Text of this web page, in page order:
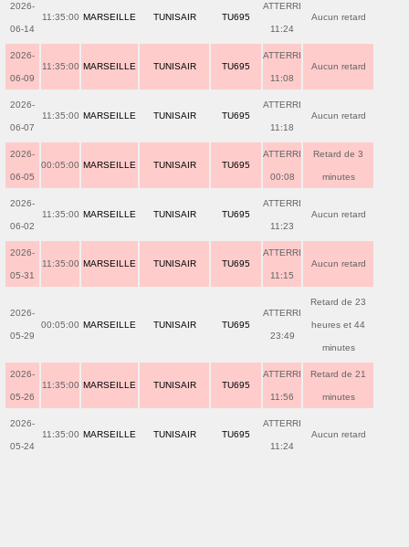
2026-
06-14
11:35:00 MARSEILLE TUNISAIR TU695
ATTERRI
11:24
Aucun retard
2026-
06-09
11:35:00 MARSEILLE TUNISAIR TU695
ATTERRI
11:08
Aucun retard
2026-
06-07
11:35:00 MARSEILLE TUNISAIR TU695
ATTERRI
11:18
Aucun retard
2026-
06-05
00:05:00 MARSEILLE TUNISAIR TU695
ATTERRI
00:08
Retard de 3
minutes
2026-
06-02
11:35:00 MARSEILLE TUNISAIR TU695
ATTERRI
11:23
Aucun retard
2026-
05-31
11:35:00 MARSEILLE TUNISAIR TU695
ATTERRI
11:15
Aucun retard
2026-
05-29
00:05:00 MARSEILLE TUNISAIR TU695
ATTERRI
23:49
Retard de 23
heures et 44
minutes
2026-
05-26
11:35:00 MARSEILLE TUNISAIR TU695
ATTERRI
11:56
Retard de 21
minutes
2026-
05-24
11:35:00 MARSEILLE TUNISAIR TU695
ATTERRI
11:24
Aucun retard